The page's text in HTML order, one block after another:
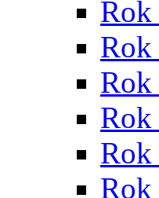
Rok
Rok
Rok
Rok
Rok
Rok